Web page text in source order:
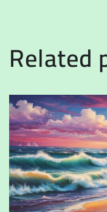
on
page
Related